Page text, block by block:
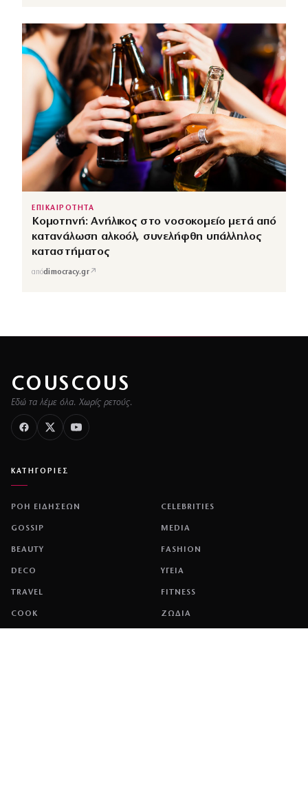
ΕΠΙΚΑΙΡΟΤΗΤΑ
Κομοτηνή: Ανήλικος στο νοσοκομείο μετά από
κατανάλωση αλκοόλ, συνελήφθη υπάλληλος
καταστήματος
απόdimocracy.gr↗
COUSCOUS
Εδώ τα λέμε όλα. Χωρίς ρετούς.
ΚΑΤΗΓΟΡΙΕΣ
ΡΟΗ ΕΙΔΗΣΕΩΝ CELEBRITIES
GOSSIP MEDIA
BEAUTY FASHION
DECO ΥΓΕΙΑ
TRAVEL FITNESS
COOK ΖΩΔΙΑ